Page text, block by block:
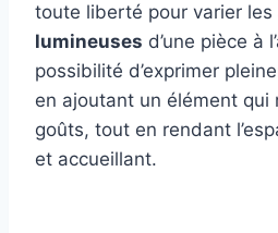
toute liberté pour varier les
lumineuses d’une pièce à
possibilité d’exprimer
en ajoutant un élément qui
goûts, tout en rendant
et accueillant.